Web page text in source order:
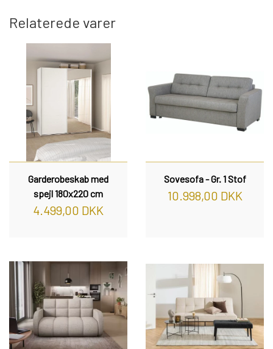
REOL BASIC
REOLER/OPBEVARING
BOGREOLER 40 CM DYBDE
REOLSÆT
Relaterede varer
Garderobeskab med
spejl 180x220 cm
4.499,00 DKK
Sovesofa - Gr. 1 Stof
10.998,00 DKK